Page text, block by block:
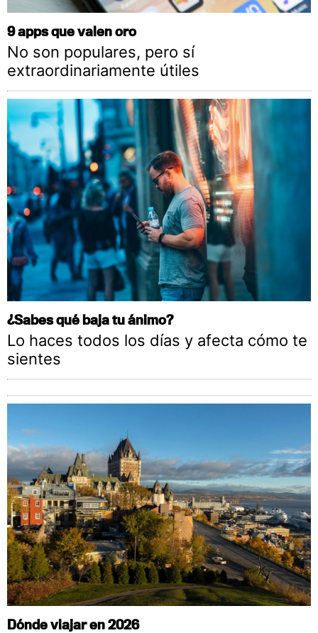
9 apps que valen oro
No son populares, pero sí
extraordinariamente útiles
¿Sabes qué baja tu ánimo?
Lo haces todos los días y afecta cómo te
sientes
Dónde viajar en 2026